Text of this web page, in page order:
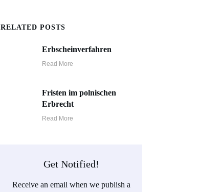
RELATED POSTS
Erbscheinverfahren
Read More
Fristen im polnischen
Erbrecht
Read More
Get Notified!
Receive an email when we publish a